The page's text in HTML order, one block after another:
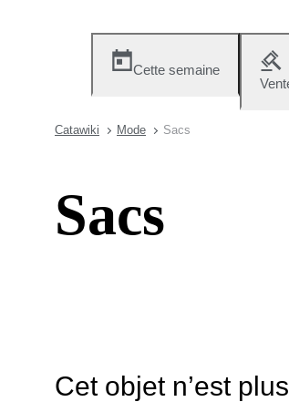
Cette semaine
Catawiki Mode Sacs
Sacs
Cet objet n’est